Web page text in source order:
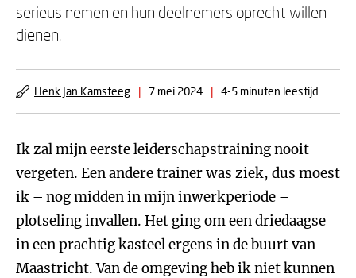
serieus nemen en hun deelnemers oprecht willen
dienen.
Henk Jan Kamsteeg | 7 mei 2024 | 4-5 minuten leestijd
Ik zal mijn eerste leiderschapstraining nooit
vergeten. Een andere trainer was ziek, dus moest
ik – nog midden in mijn inwerkperiode –
plotseling invallen. Het ging om een driedaagse
in een prachtig kasteel ergens in de buurt van
Maastricht. Van de omgeving heb ik niet kunnen